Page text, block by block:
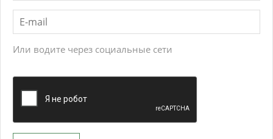
Или водите через социальные сети